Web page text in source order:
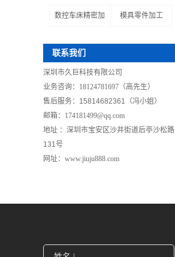
数控车床精密加 模具零件加工
联系我们
深圳市久巨科技有限公司
业务咨询：18124781697（高先生）
售后服务： 15814682361（冯小姐）
邮箱：174181499@qq.com
地址 ： 深圳市宝安区沙井街道后亭沙松路
131号
网址：www.jiuju888.com